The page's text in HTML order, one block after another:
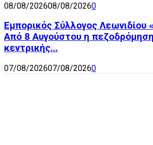
08/08/202608/08/20260
Εμπορικός Σύλλογος Λεωνιδίου
Από 8 Αυγούστου η
κεντρικής...
07/08/202607/08/20260